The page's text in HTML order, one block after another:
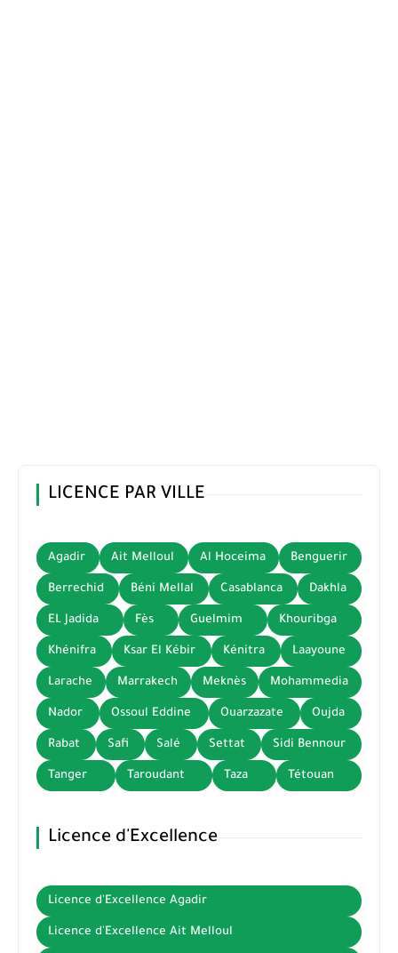
LICENCE PAR VILLE
Agadir Ait Melloul Al Hoceima Benguerir
Berrechid Béni Mellal Casablanca Dakhla
EL Jadida Fès Guelmim Khouribga
Khénifra Ksar El Kébir Kénitra Laayoune
Larache Marrakech Meknès Mohammedia
Nador Ossoul Eddine Ouarzazate Oujda
Rabat Safi Salé Settat Sidi Bennour
Tanger Taroudant Taza Tétouan
Licence d'Excellence
Licence d'Excellence Agadir
Licence d'Excellence Ait Melloul